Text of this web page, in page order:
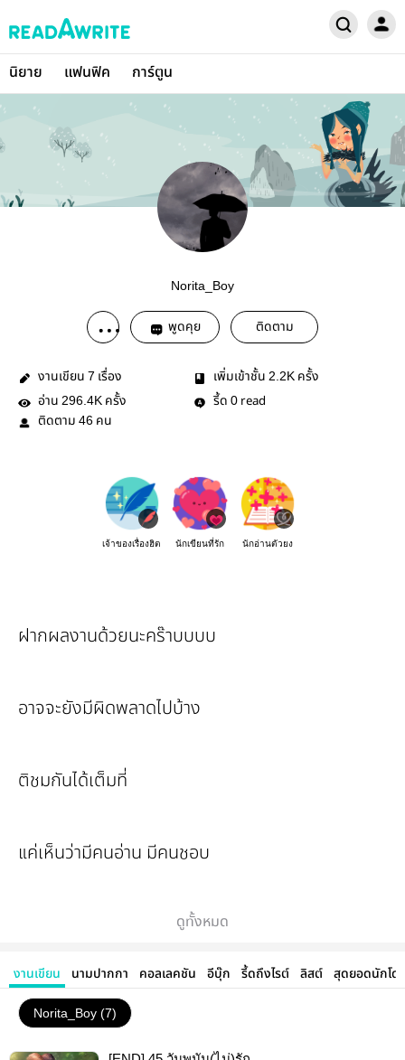
นิยาย แฟนฟิค การ์ตูน
Norita_Boy
พูดคุย ติดตาม
งานเขียน 7 เรื่อง เพิ่มเข้าชั้น 2.2K ครั้ง
อ่าน 296.4K ครั้ง รี้ด 0 read
ติดตาม 46 คน
เจ้าของเรื่องฮิต นักเขียนที่รัก นักอ่านตัวยง
ฝากผลงานด้วยนะคร๊าบบบบ
อาจจะยังมีผิดพลาดไปบ้าง
ติชมกันได้เต็มที่
แค่เห็นว่ามีคนอ่าน มีคนชอบ
😘😘😘
ดูทั้งหมด
งานเขียน นามปากกา คอลเลคชัน อีบุ๊ก รี้ดถึงไรต์ ลิสต์ สุดยอดนักโด
Norita_Boy (7)